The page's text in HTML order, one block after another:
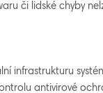
či lidské chyby
infrastrukturu
antivirové